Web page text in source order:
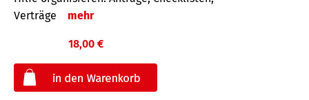
Verträge
mehr
18,00 €